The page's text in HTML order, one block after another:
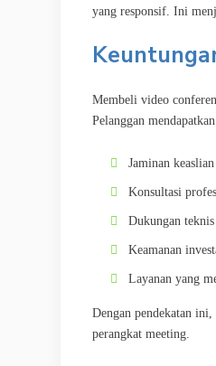
yang responsif. Ini
Membeli video
Pelanggan
Jaminan
Konsultasi
Dukungan
Keamanan
Layanan yang
Dengan pendekatan
perangkat meeting.